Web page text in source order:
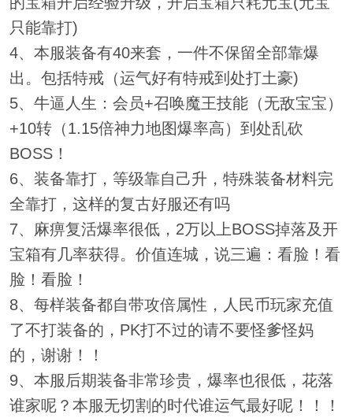
只能靠打)
4、本服装备有40来套，一件不保留全部靠爆
出。包括特戒（运气好有特戒到处打土豪)
5、牛逼人生：会员+召唤魔王技能（无敌宝宝）
+10转（1.15倍神力地图爆率高）到处乱砍
BOSS！
6、装备靠打，等级靠自己升，特殊装备材料完
全靠打，这样的复古好服还有吗
7、麻痹复活爆率很低，2万以上BOSS掉落及开
宝箱有几率获得。价值连城，说三遍：看脸！看
脸！看脸！
8、每样装备都自带攻倍属性，人民币玩家充值
了不打装备的，PK打不过的请不要怪爹怪妈
的，谢谢！！
9、本服后期装备非常珍贵，爆率也很低，花落
谁家呢？本服无切割的时代谁运气最好呢！！！